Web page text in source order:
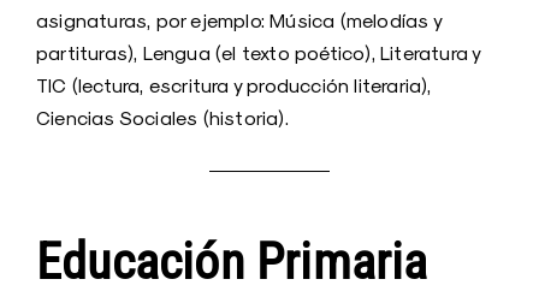
asignaturas, por ejemplo: Música (melodías y
partituras), Lengua (el texto poético), Literatura y
TIC (lectura, escritura y producción literaria),
Ciencias Sociales (historia).
Educación Primaria